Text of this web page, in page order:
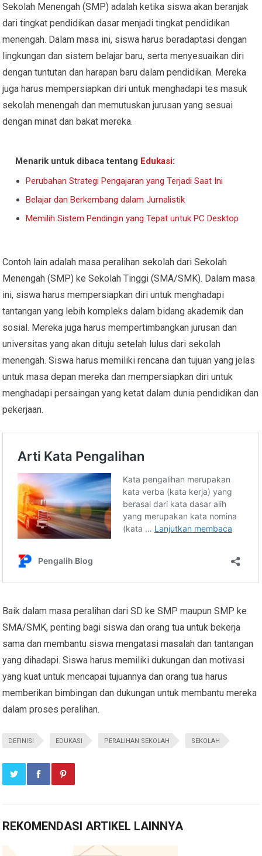
Sekolah Menengah (SMP) adalah ketika siswa akan beranjak
dari tingkat pendidikan dasar menjadi tingkat pendidikan
menengah. Dalam masa ini, siswa harus beradaptasi dengan
lingkungan dan sistem belajar baru, serta menyesuaikan diri
dengan tuntutan dan harapan baru dalam pendidikan. Mereka
juga harus mempersiapkan diri untuk menghadapi tes masuk
sekolah menengah dan memutuskan jurusan yang sesuai
dengan minat dan bakat mereka.
Menarik untuk dibaca tentang Edukasi:
Perubahan Strategi Pengajaran yang Terjadi Saat Ini
Belajar dan Berkembang dalam Jurnalistik
Memilih Sistem Pendingin yang Tepat untuk PC Desktop
Contoh lain adalah masa peralihan sekolah dari Sekolah
Menengah (SMP) ke Sekolah Tinggi (SMA/SMK). Dalam masa
ini, siswa harus mempersiapkan diri untuk menghadapi
tantangan yang lebih kompleks dalam bidang akademik dan
sosial. Mereka juga harus mempertimbangkan jurusan dan
universitas yang akan dituju setelah lulus dari sekolah
menengah. Siswa harus memiliki rencana dan tujuan yang jelas
untuk masa depan mereka dan mempersiapkan diri untuk
menghadapi persaingan yang ketat dalam dunia pendidikan dan
pekerjaan.
Baik dalam masa peralihan dari SD ke SMP maupun SMP ke
SMA/SMK, penting bagi siswa dan orang tua untuk bekerja
sama dan membantu siswa mengatasi masalah dan tantangan
yang dihadapi. Siswa harus memiliki dukungan dan motivasi
yang kuat untuk mencapai tujuannya dan orang tua harus
memberikan bimbingan dan dukungan untuk membantu mereka
dalam proses peralihan.
DEFINISI EDUKASI PERALIHAN SEKOLAH SEKOLAH
REKOMENDASI ARTIKEL LAINNYA